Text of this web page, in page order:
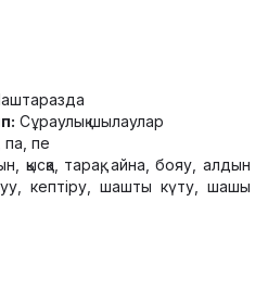
Сұраулық шылаулар
пе
қысқа, тарақ, айна, бояу, алдын
кептіру, шашты күту, шашы